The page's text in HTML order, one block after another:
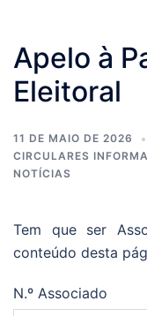
Apelo à
Eleitoral
11 DE MAIO DE 2026
CIRCULARES
NOTÍCIAS
Tem que ser
conteúdo desta
N.º Associado